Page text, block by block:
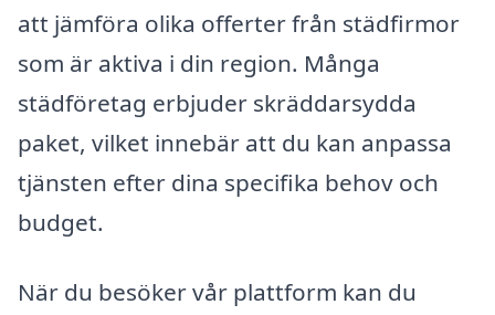
att jämföra olika offerter från städfirmor
som är aktiva i din region. Många
städföretag erbjuder skräddarsydda
paket, vilket innebär att du kan anpassa
tjänsten efter dina specifika behov och
budget.
När du besöker vår plattform kan du